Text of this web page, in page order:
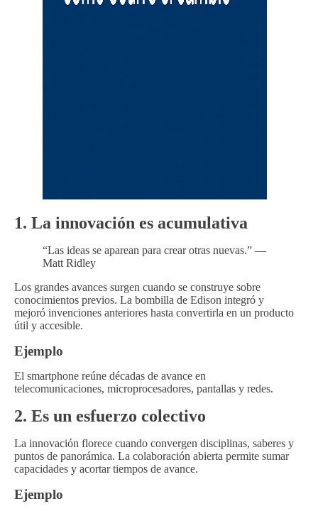
1. La innovación es acumulativa
“Las ideas se aparean para crear otras nuevas.” —
Matt Ridley
Los grandes avances surgen cuando se construye sobre
conocimientos previos. La bombilla de Edison integró y
mejoró invenciones anteriores hasta convertirla en un producto
útil y accesible.
Ejemplo
El smartphone reúne décadas de avance en
telecomunicaciones, microprocesadores, pantallas y redes.
2. Es un esfuerzo colectivo
La innovación florece cuando convergen disciplinas, saberes y
puntos de panorámica. La colaboración abierta permite sumar
capacidades y acortar tiempos de avance.
Ejemplo